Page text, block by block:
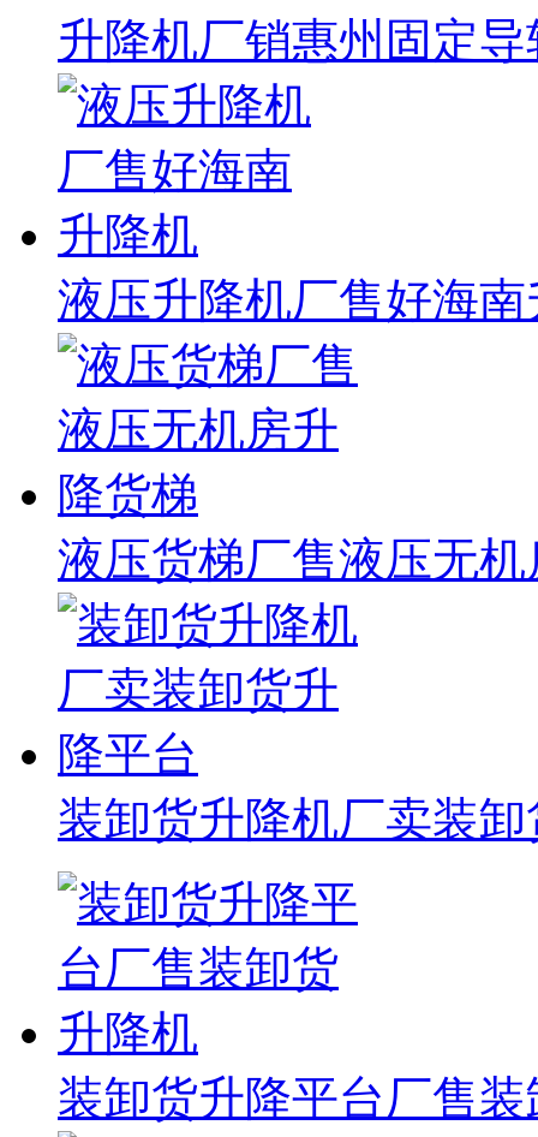
升降机厂销惠州固定
液压升降机厂售好海
液压货梯厂售液压无
装卸货升降机厂卖装
装卸货升降平台厂售